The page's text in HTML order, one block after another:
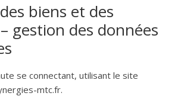
biens et des
gestion des données
se connectant, utilisant le site
mtc.fr.